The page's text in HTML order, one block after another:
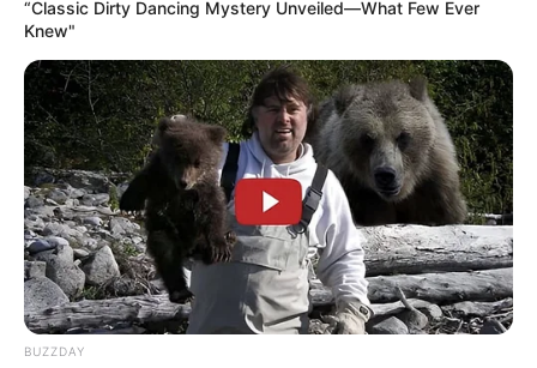
“Classic Dirty Dancing Mystery Unveiled—What Few Ever
Knew"
BUZZDAY